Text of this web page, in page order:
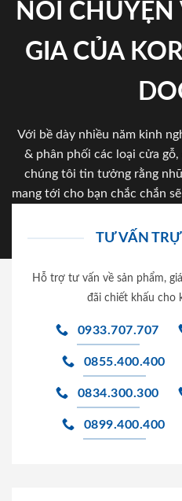
NÓI CHUYỆN
GIA CỦA
Với bề dày nhiều năm kinh
& phân phối các loại cửa
chúng tôi tin tưởng rằng
mang tới cho bạn chắc chắn
TƯ VẤN
Hỗ trợ tư vấn về sản phẩm,
đãi chiết khấu cho
0933.707.707
0855.400.400
0834.300.300
0899.400.400